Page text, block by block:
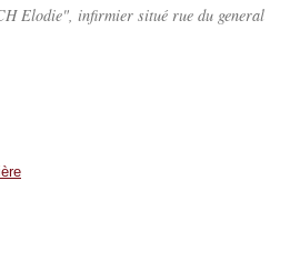
Elodie", infirmier situé rue du general